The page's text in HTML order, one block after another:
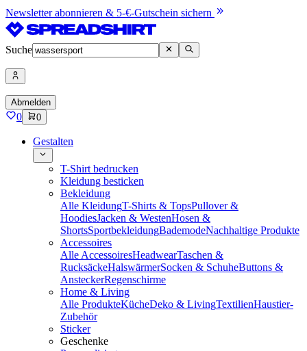
Newsletter abonnieren & 5-€-Gutschein sichern
Suche
Abmelden
0 0
Gestalten
T-Shirt bedrucken
Kleidung besticken
Bekleidung
Alle KleidungT-Shirts & TopsPullover &
HoodiesJacken & WestenHosen &
ShortsSportbekleidungBademodeNachhaltige Produkte
Accessoires
Alle AccessoiresHeadwearTaschen &
RucksäckeHalswärmerSocken & SchuheButtons &
AnsteckerRegenschirme
Home & Living
Alle ProdukteKücheDeko & LivingTextilienHaustier-
Zubehör
Sticker
Geschenke